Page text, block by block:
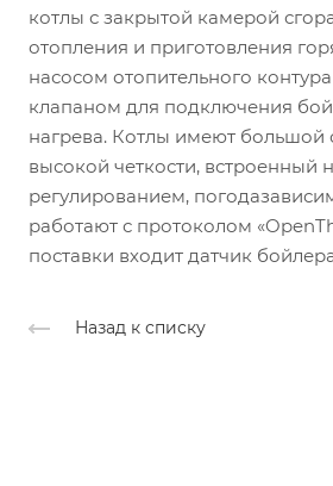
котлы с закрытой камерой
отопления и приготовления
насосом отопительного
клапаном для подключения
нагрева. Котлы имеют большой
высокой четкости, встроенный
регулированием,
работают с протоколом
поставки входит датчик
Назад к списку